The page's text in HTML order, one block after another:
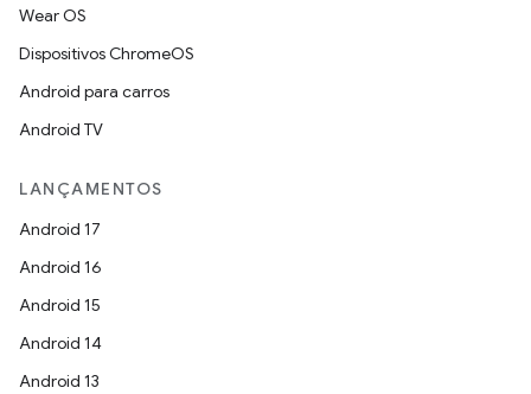
Wear OS
Dispositivos ChromeOS
Android para carros
Android TV
LANÇAMENTOS
Android 17
Android 16
Android 15
Android 14
Android 13